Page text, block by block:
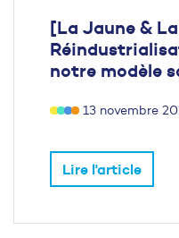
[La Jaune &
notre modèle
13 novembre
Lire l'article